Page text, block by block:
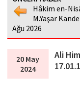
Hâkim en-
M.Yaşar
Ağu 2026
20 May
2024
Ali